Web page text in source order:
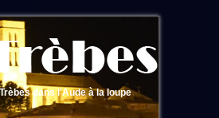
dans l'Aude à la loupe